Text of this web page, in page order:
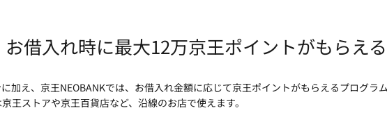
お借入れ時に最大12万京王ポイントがもらえ
加え、京王NEOBANKでは、お借入れ金額に応じて京王ポイントがもらえるプログラ
王ストアや京王百貨店など、沿線のお店で使えます。